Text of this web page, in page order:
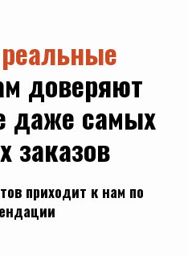
доверяют
даже самых
заказов
приходит к нам по